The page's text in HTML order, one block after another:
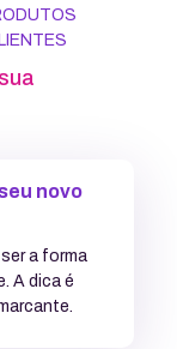
sua
novo
a forma
A dica é